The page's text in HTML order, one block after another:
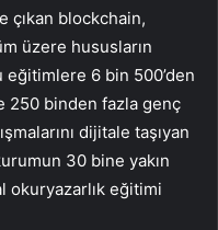
çıkan blockchain,
üzere hususların
eğitimlere 6 bin 500’den
250 binden fazla genç
dijitale taşıyan
30 bine yakın
okuryazarlık eğitimi